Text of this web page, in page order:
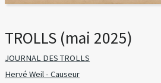
TROLLS (mai 2025)
JOURNAL DES TROLLS
Hervé Weil - Causeur